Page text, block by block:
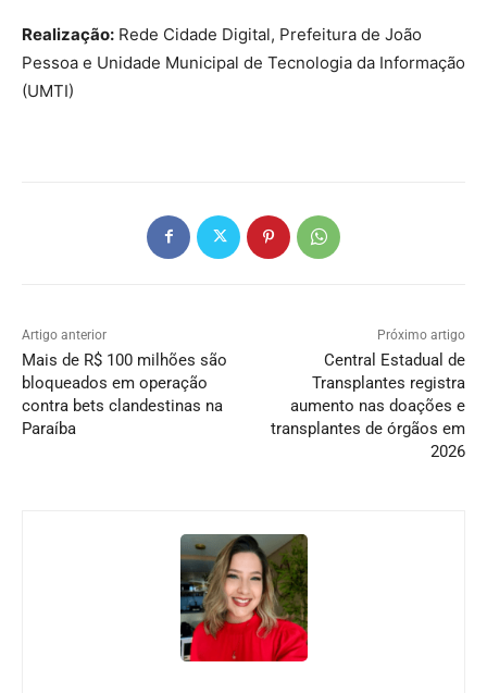
Realização: Rede Cidade Digital, Prefeitura de João
Pessoa e Unidade Municipal de Tecnologia da Informação
(UMTI)
Artigo anterior
Mais de R$ 100 milhões são
bloqueados em operação
contra bets clandestinas na
Paraíba
Próximo artigo
Central Estadual de
Transplantes registra
aumento nas doações e
transplantes de órgãos em
2026